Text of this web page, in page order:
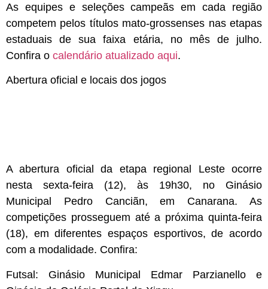
As equipes e seleções campeãs em cada região
competem pelos títulos mato-grossenses nas etapas
estaduais de sua faixa etária, no mês de julho.
Confira o calendário atualizado aqui.
Abertura oficial e locais dos jogos
A abertura oficial da etapa regional Leste ocorre
nesta sexta-feira (12), às 19h30, no Ginásio
Municipal Pedro Canciãn, em Canarana. As
competições prosseguem até a próxima quinta-feira
(18), em diferentes espaços esportivos, de acordo
com a modalidade. Confira:
Futsal: Ginásio Municipal Edmar Parzianello e